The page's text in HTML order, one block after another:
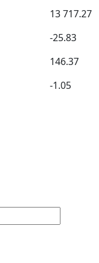
13 717.27
-25.83
146.37
-1.05